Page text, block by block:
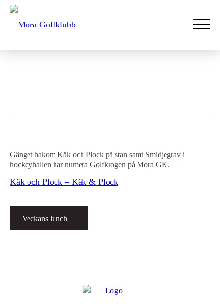
Gänget bakom Käk och Plock på stan samt Smidjegrav i
hockeyhallen har numera Golfkrogen på Mora GK.
Käk och Plock – Käk & Plock
Veckans lunch